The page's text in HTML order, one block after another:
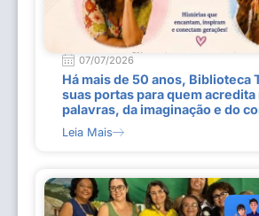
07/07/2026
Há mais de 50 anos, Biblioteca
suas portas para quem
palavras, da imaginação e do
Leia Mais